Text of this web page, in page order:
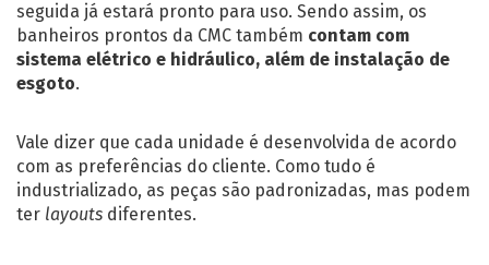
seguida já estará pronto para uso. Sendo assim, os
banheiros prontos da CMC também contam com
sistema elétrico e hidráulico, além de instalação de
esgoto.
Vale dizer que cada unidade é desenvolvida de acordo
com as preferências do cliente. Como tudo é
industrializado, as peças são padronizadas, mas podem
ter layouts diferentes.